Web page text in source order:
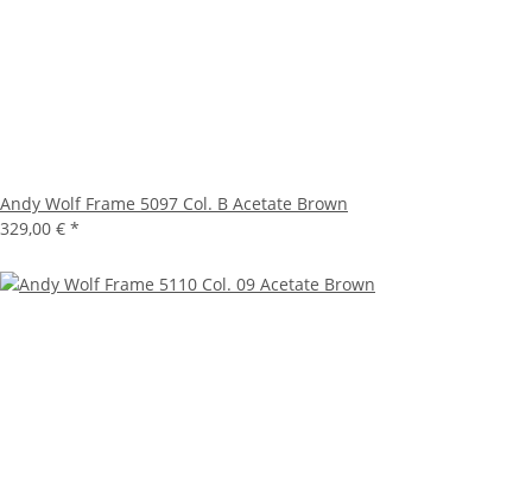
Andy Wolf Frame 5097 Col. B Acetate Brown
329,00 € *